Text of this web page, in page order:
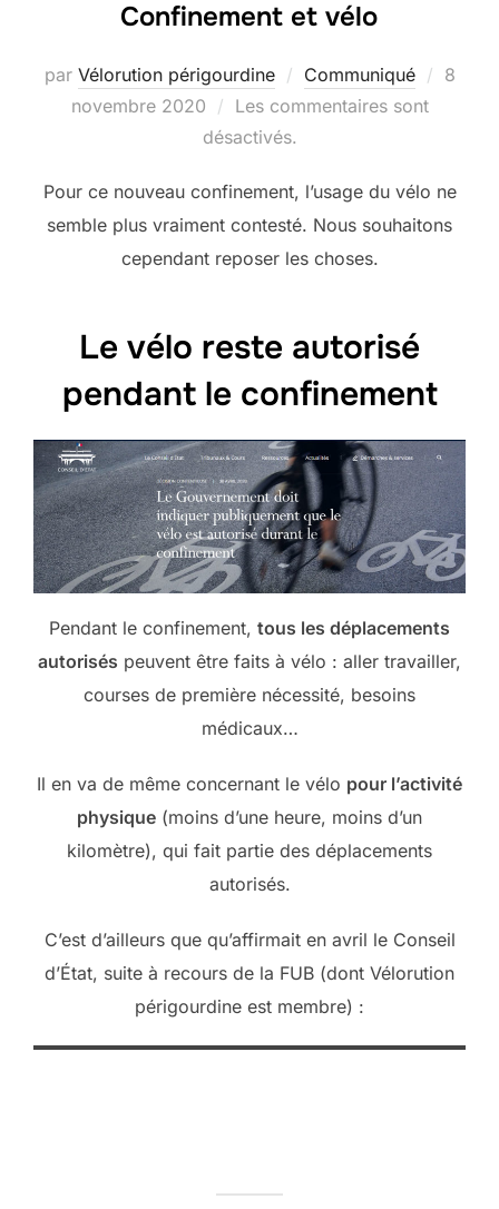
Confinement et vélo
par Vélorution périgourdine Communiqué
Publié
8
novembre 2020
Les commentaires sont
désactivés.
Pour ce nouveau confinement, l’usage du vélo ne
semble plus vraiment contesté. Nous souhaitons
cependant reposer les choses.
Le vélo reste autorisé
pendant le confinement
Pendant le confinement, tous les déplacements
autorisés peuvent être faits à vélo : aller travailler,
courses de première nécessité, besoins
médicaux…
Il en va de même concernant le vélo pour l’activité
physique (moins d’une heure, moins d’un
kilomètre), qui fait partie des déplacements
autorisés.
C’est d’ailleurs que qu’affirmait en avril le Conseil
d’État, suite à recours de la FUB (dont Vélorution
périgourdine est membre) :